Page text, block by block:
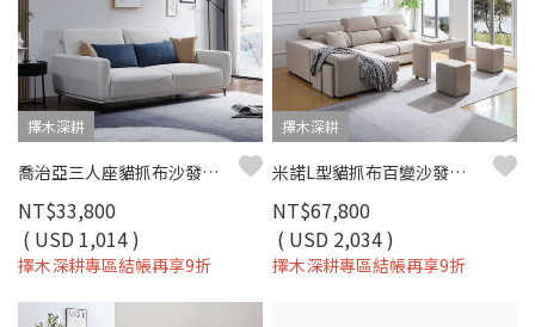
擇木深耕
喬治亞三人座貓抓布沙發｜可調椅背 × 深座設計 × 防潑水耐磨 × SGS貓抓布–擇木深耕
NT$33,800
( USD 1,014 )
擇木深耕專區結帳再享9折
擇木深耕
米諾L型貓抓布百變沙發組｜百變組合 × 可調頭靠 × 防潑水耐磨 × 活動扶手–擇木深耕
NT$67,800
( USD 2,034 )
擇木深耕專區結帳再享9折